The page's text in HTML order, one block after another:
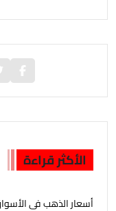
الأكثر قراءة